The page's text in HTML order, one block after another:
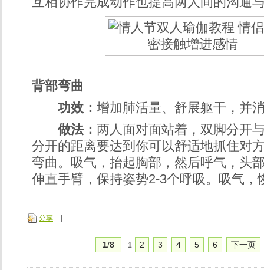
背部弯曲
功效： 增加肺活量、舒展躯干，并
做法： 两人面对面站着，双脚分开
分开的距离要达到你可以舒适地抓住对
弯曲。吸气，抬起胸部，然后呼气，头
伸直手臂，保持姿势2-3个呼吸。吸气，
分享
1/8 1 2 3 4 5 6 下一页